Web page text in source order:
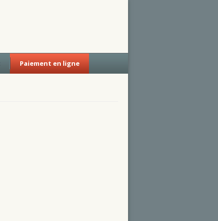
Paiement en ligne